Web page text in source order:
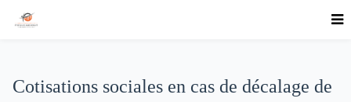
Cotisations sociales en cas de décalage de